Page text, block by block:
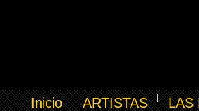
Inicio ARTISTAS LAS